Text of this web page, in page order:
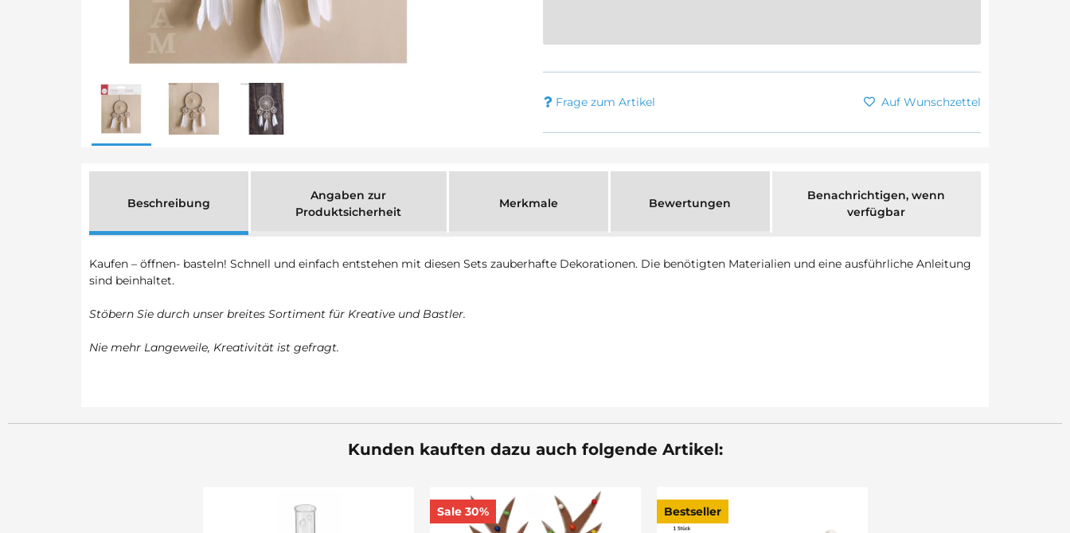
Frage zum Artikel Auf Wunschzettel
Beschreibung
Angaben zur
Produktsicherheit
Merkmale Bewertungen
Benachrichtigen, wenn
verfügbar
Kaufen – öffnen- basteln! Schnell und einfach entstehen mit diesen Sets zauberhafte Dekorationen. Die benötigten Materialien und eine ausführliche Anleitung
sind beinhaltet.
Stöbern Sie durch unser breites Sortiment für Kreative und Bastler.
Nie mehr Langeweile, Kreativität ist gefragt.
Kunden kauften dazu auch folgende Artikel:
Sale 30% Bestseller